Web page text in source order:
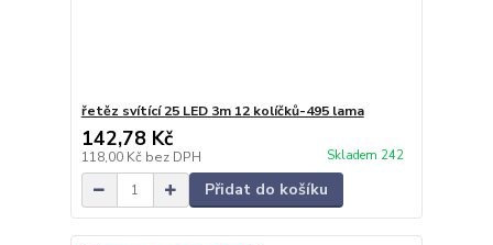
řetěz svítící 25 LED 3m 12 kolíčků-495 lama
142,78 Kč
118,00 Kč bez DPH Skladem 242
Přidat do košíku